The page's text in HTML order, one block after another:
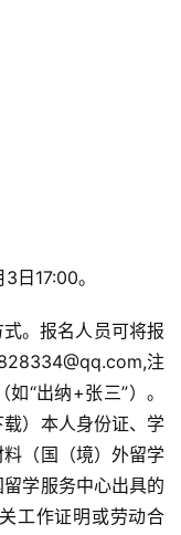
日17:00。
。报名人员可将报
注
“出纳+张三”）。
）本人身份证、学
（国（境）外留学
学服务中心出具的
工作证明或劳动合